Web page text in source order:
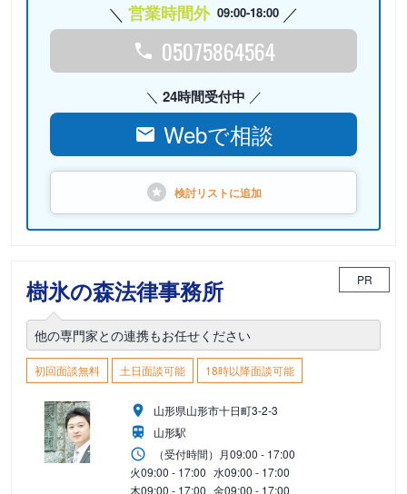
営業時間外 09:00-18:00
05075864564
24時間受付中
Webで相談
検討リストに追加
樹氷の森法律事務所 PR
他の専門家との連携もお任せください
初回面談無料 土日面談可能 18時以降面談可能
山形県山形市十日町3-2-3
山形駅
（受付時間） 月09:00 - 17:00
火09:00 - 17:00 水09:00 - 17:00
木09:00 - 17:00 金09:00 - 17:00